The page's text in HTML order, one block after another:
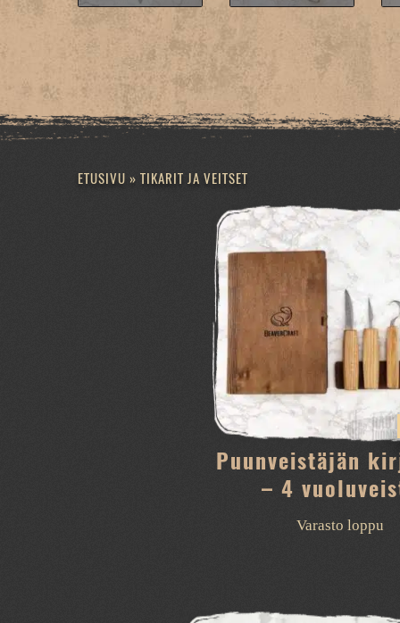
ETUSIVU » TIKARIT JA VEITSET
Puunveistäjän
– 4
Varasto loppu